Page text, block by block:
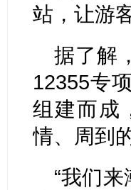
站，让游
据了解
12355专
组建而成
情、周到
“我们